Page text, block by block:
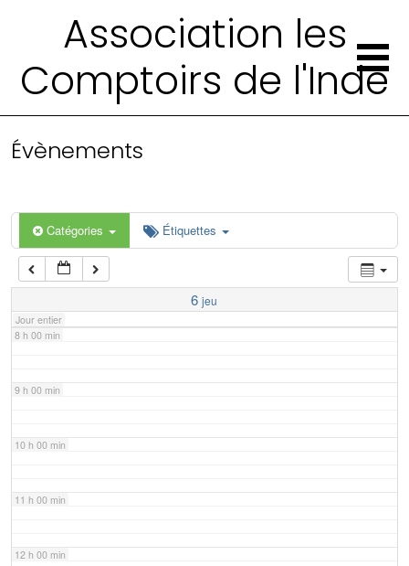
Association les
Comptoirs de l'Inde
Évènements
Catégories Étiquettes
6 jeu
Jour entier
4 h 00 min
6 h 00 min
7 h 00 min
8 h 00 min
9 h 00 min
10 h 00 min
11 h 00 min
12 h 00 min